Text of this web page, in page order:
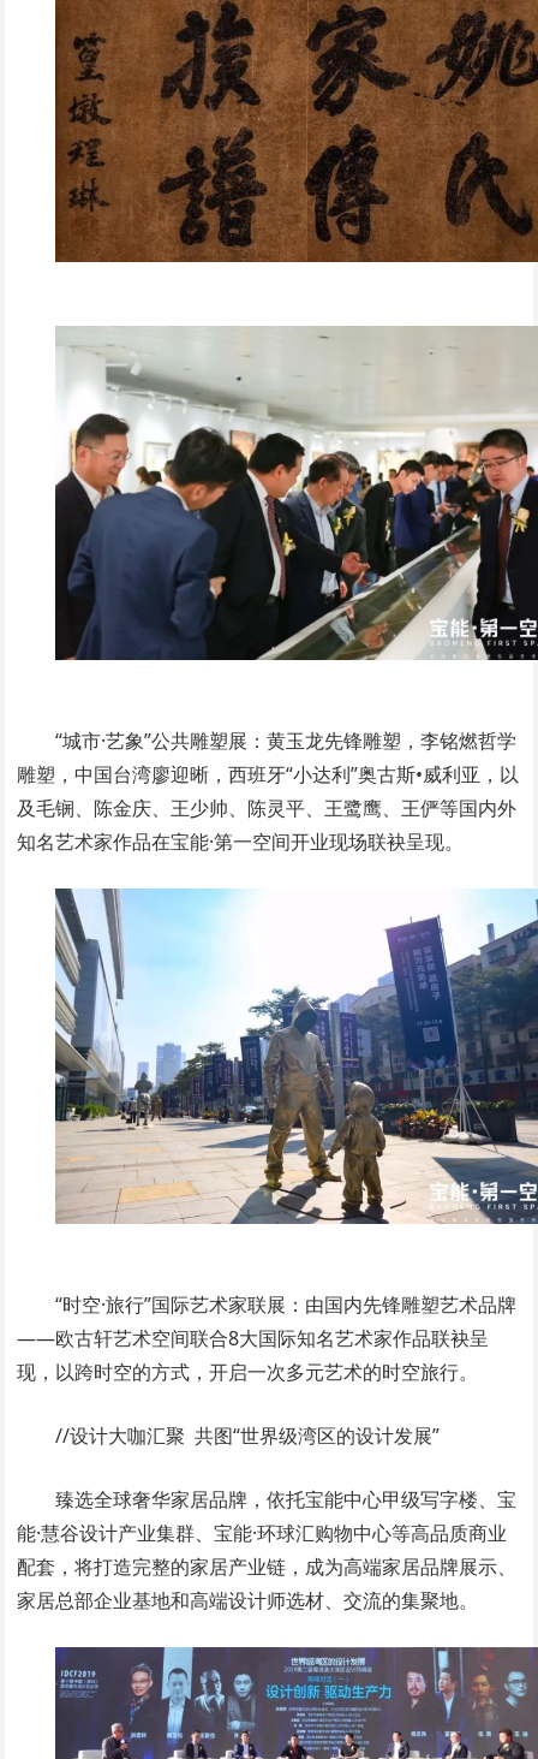
“城市·艺象”公共雕塑展：黄玉龙先锋雕塑，李铭燃哲学
雕塑，中国台湾廖迎晰，西班牙“小达利”奥古斯•威利亚，以
及毛锎、陈金庆、王少帅、陈灵平、王鹭鹰、王俨等国内外
知名艺术家作品在宝能·第一空间开业现场联袂呈现。
“时空·旅行”国际艺术家联展：由国内先锋雕塑艺术品牌
——欧古轩艺术空间联合8大国际知名艺术家作品联袂呈
现，以跨时空的方式，开启一次多元艺术的时空旅行。
//设计大咖汇聚 共图“世界级湾区的设计发展”
臻选全球奢华家居品牌，依托宝能中心甲级写字楼、宝
能·慧谷设计产业集群、宝能·环球汇购物中心等高品质商业
配套，将打造完整的家居产业链，成为高端家居品牌展示、
家居总部企业基地和高端设计师选材、交流的集聚地。